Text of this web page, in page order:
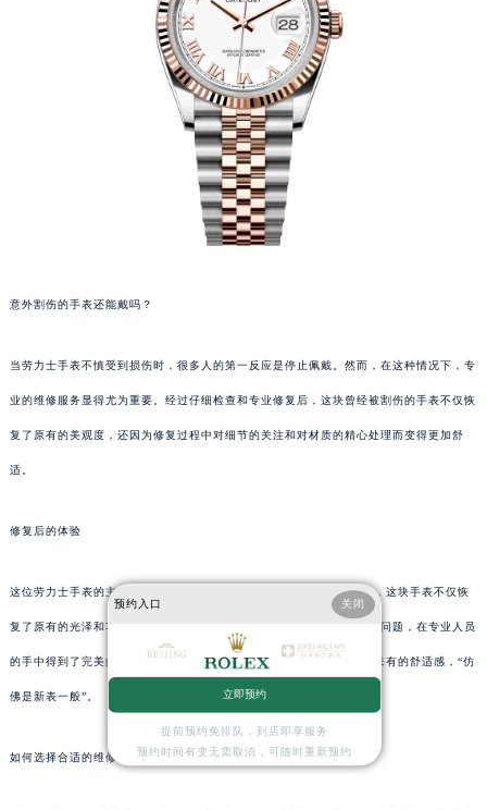
意外割伤的手表还能戴吗？
当劳力士手表不慎受到损伤时，很多人的第一反应是停止佩戴。然而，在这种情况下，专
业的维修服务显得尤为重要。经过仔细检查和专业修复后，这块曾经被割伤的手表不仅恢
复了原有的美观度，还因为修复过程中对细节的关注和对材质的精心处理而变得更加舒
适。
修复后的体验
这位劳力士手表的主人在接受修复后表示：“经过专业人员的精心修复，这块手表不仅恢
复了原有的光泽和功能，而且佩戴起来更加舒适。原本担心的手表损伤问题，在专业人员
的手中得到了完美的解决。”他特别提到，在佩戴过程中感觉到了前所未有的舒适感，“仿
佛是新表一般”。
如何选择合适的维修服务？
预约入口 关闭
立即预约
提前预约免排队，到店即享服务
预约时间有变无需取消，可随时重新预约